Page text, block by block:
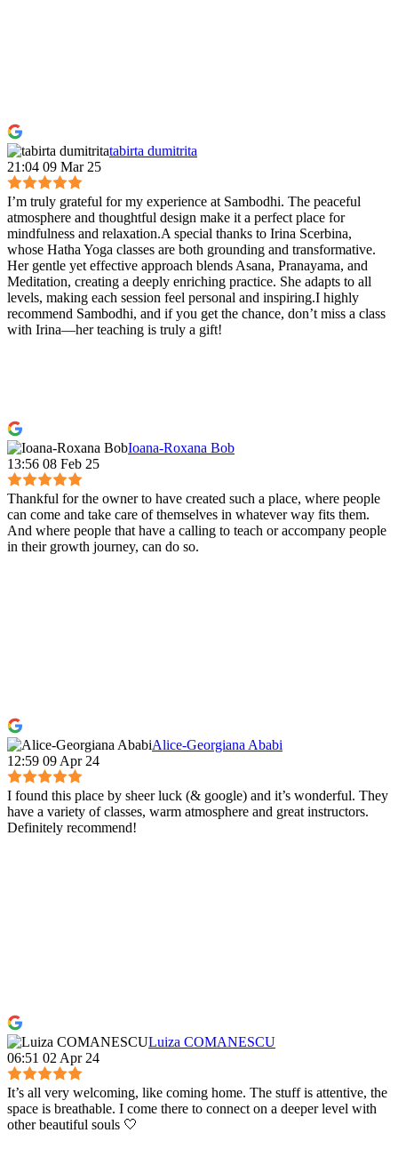
tabirta dumitrita
21:04 09 Mar 25
I’m truly grateful for my experience at Sambodhi. The peaceful
atmosphere and thoughtful design make it a perfect place for
mindfulness and relaxation.A special thanks to Irina Scerbina,
whose Hatha Yoga classes are both grounding and transformative.
Her gentle yet effective approach blends Asana, Pranayama, and
Meditation, creating a deeply enriching practice. She adapts to all
levels, making each session feel personal and inspiring.I highly
recommend Sambodhi, and if you get the chance, don’t miss a class
with Irina—her teaching is truly a gift!
Ioana-Roxana Bob
13:56 08 Feb 25
Thankful for the owner to have created such a place, where people
can come and take care of themselves in whatever way fits them.
And where people that have a calling to teach or accompany people
in their growth journey, can do so.
Alice-Georgiana Ababi
12:59 09 Apr 24
I found this place by sheer luck (& google) and it’s wonderful. They
have a variety of classes, warm atmosphere and great instructors.
Definitely recommend!
Luiza COMANESCU
06:51 02 Apr 24
It’s all very welcoming, like coming home. The stuff is attentive, the
space is breathable. I come there to connect on a deeper level with
other beautiful souls 🤍